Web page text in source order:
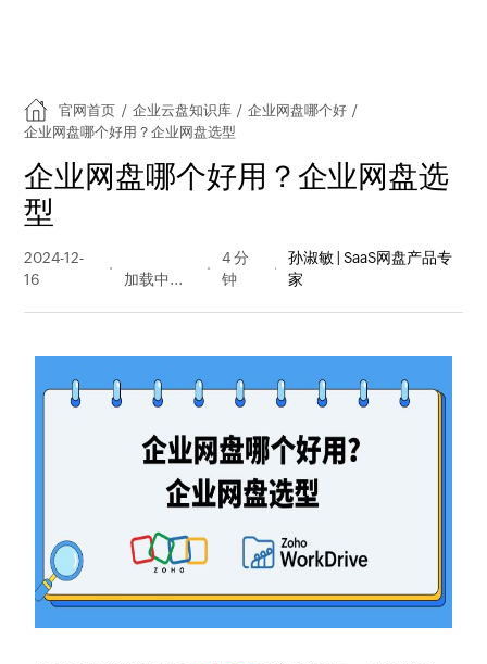
官网首页 / 企业云盘知识库 / 企业网盘哪个好 /
企业网盘哪个好用？企业网盘选型
企业网盘哪个好用？企业网盘选
型
2024-12-
16
量
4 分
钟
孙淑敏 | SaaS网盘产品专
家